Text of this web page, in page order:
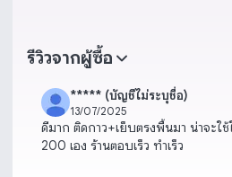
รีวิวจากผู้ซื้อ
***** (บัญชีไม่ระบุชื่อ)
13/07/2025
ดีมาก ติดกาว+เย็บตรงพื้นมา น่าจะใ
200 เอง ร้านตอบเร็ว ทำเร็ว